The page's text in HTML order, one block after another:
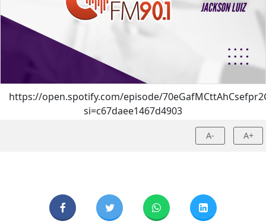
https://open.spotify.com/episode/
si=c67daee1467d4903
A- A+